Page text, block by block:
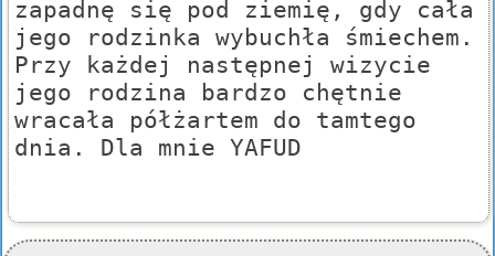
zapadnę się pod ziemię, gdy cała
jego rodzinka wybuchła śmiechem.
Przy każdej następnej wizycie
jego rodzina bardzo chętnie
wracała półżartem do tamtego
dnia. Dla mnie YAFUD